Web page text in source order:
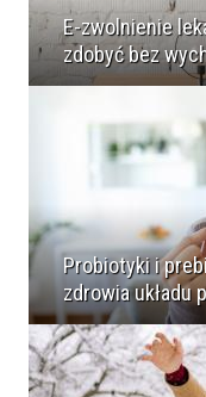
E-zwolnienie
zdobyć bez
Probiotyki i
zdrowia układu